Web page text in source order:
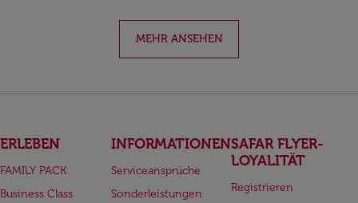
MEHR ANSEHEN
ERLEBEN
FAMILY PACK
Business Class
INFORMATIONEN
Serviceansprüche
Sonderleistungen
SAFAR FLYER-
LOYALITÄT
Registrieren